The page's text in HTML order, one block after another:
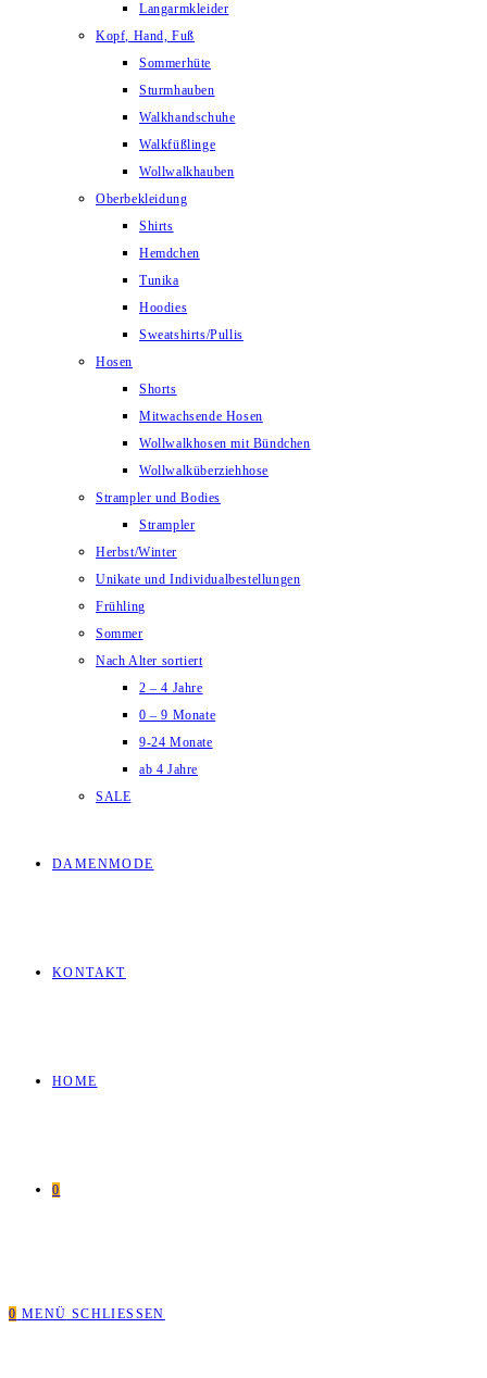
Langarmkleider
Kopf, Hand, Fuß
Sommerhüte
Sturmhauben
Walkhandschuhe
Walkfüßlinge
Wollwalkhauben
Oberbekleidung
Shirts
Hemdchen
Tunika
Hoodies
Sweatshirts/Pullis
Hosen
Shorts
Mitwachsende Hosen
Wollwalkhosen mit Bündchen
Wollwalküberziehhose
Strampler und Bodies
Strampler
Herbst/Winter
Unikate und Individualbestellungen
Frühling
Sommer
Nach Alter sortiert
2 – 4 Jahre
0 – 9 Monate
9-24 Monate
ab 4 Jahre
SALE
DAMENMODE
KONTAKT
HOME
0
0 MENÜ SCHLIESSEN